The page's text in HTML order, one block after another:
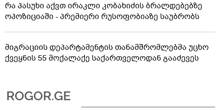
რა პასუხი აქვთ ირაკლი კობახიძის ბრალდებებზე
ოპოზიციაში - პრემიერი რუსოფობიაზე საუბრობს
მიგრაციის დეპარტამენტის თანამშრომლებმა უცხო
ქვეყნის 55 მოქალაქე საქართველოდან გააძევეს